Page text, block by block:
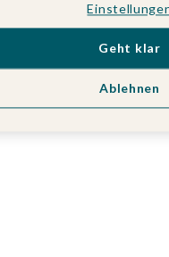
Ablehnen
Geht klar